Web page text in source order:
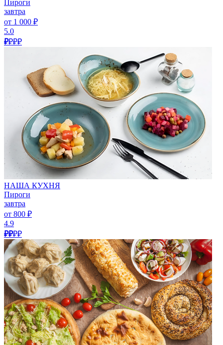
Пироги
завтра
от 1 000 ₽
5.0
₽₽₽₽
НАША КУХНЯ
Пироги
завтра
от 800 ₽
4.9
₽₽₽₽